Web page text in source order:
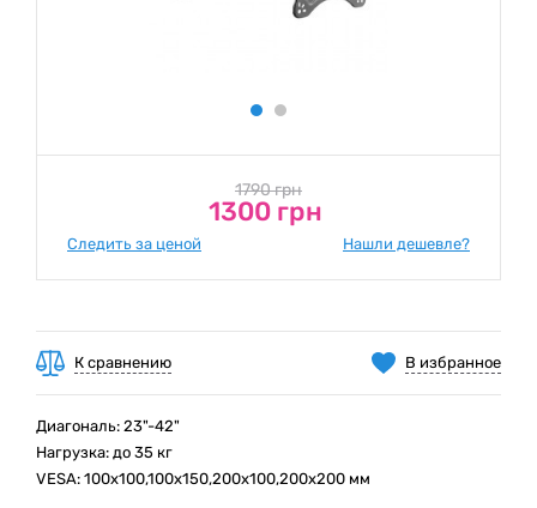
1790 грн
1300 грн
Следить за ценой Нашли дешевле?
В избранное
К сравнению
Диагональ: 23"-42"
Нагрузка: до 35 кг
VESA: 100x100,100x150,200x100,200x200 мм